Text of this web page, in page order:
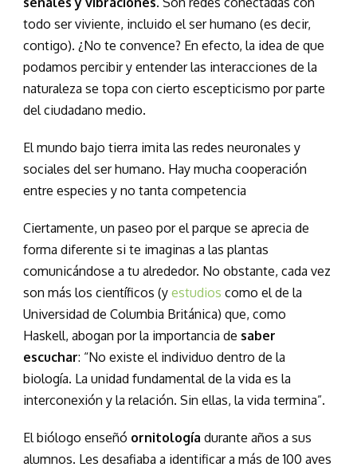
todo ser viviente, incluido el ser humano (es decir,
contigo). ¿No te convence? En efecto, la idea de que
podamos percibir y entender las interacciones de la
naturaleza se topa con cierto escepticismo por parte
del ciudadano medio.
El mundo bajo tierra imita las redes neuronales y
sociales del ser humano. Hay mucha cooperación
entre especies y no tanta competencia
Ciertamente, un paseo por el parque se aprecia de
forma diferente si te imaginas a las plantas
comunicándose a tu alrededor. No obstante, cada vez
son más los científicos (y estudios como el de la
Universidad de Columbia Británica) que, como
Haskell, abogan por la importancia de saber
escuchar: “No existe el individuo dentro de la
biología. La unidad fundamental de la vida es la
interconexión y la relación. Sin ellas, la vida termina”.
El biólogo enseñó ornitología durante años a sus
alumnos. Les desafiaba a identificar a más de 100 aves